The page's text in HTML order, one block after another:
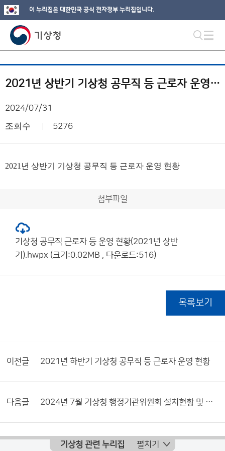
이 누리집은 대한민국 공식 전자정부 누리집입니다.
2021년 상반기 기상청 공무직 등 근로자 운영 현황
2024/07/31
조회수 5276
2021년 상반기 기상청 공무직 등 근로자 운영 현황
첨부파일
기상청 공무직 근로자 등 운영 현황(2021년 상반
기).hwpx (크기:0.02MB , 다운로드:516)
목록보기
이전글 2021년 하반기 기상청 공무직 등 근로자 운영 현황
다음글 2024년 7월 기상청 행정기관위원회 설치현황 및 활동내역서
기상청 관련 누리집 펼치기